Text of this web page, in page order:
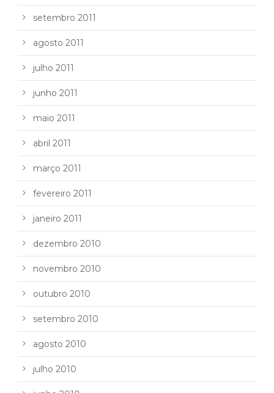
setembro 2011
agosto 2011
julho 2011
junho 2011
maio 2011
abril 2011
março 2011
fevereiro 2011
janeiro 2011
dezembro 2010
novembro 2010
outubro 2010
setembro 2010
agosto 2010
julho 2010